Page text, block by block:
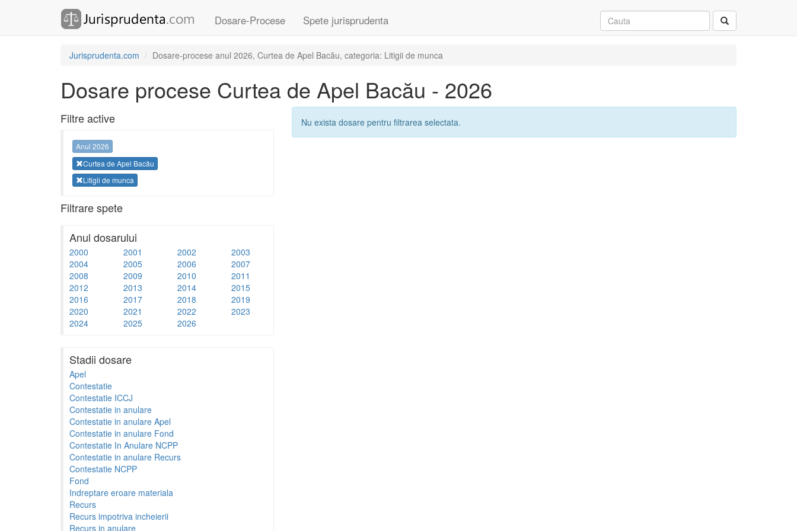
Dosare-Procese Spete jurisprudenta
Jurisprudenta.com Dosare-procese anul 2026, Curtea de Apel Bacău, categoria: Litigii de munca
Dosare procese Curtea de Apel Bacău - 2026
Filtre active
Anul 2026
Curtea de Apel Bacău
Litigii de munca
Filtrare spete
Anul dosarului
2000 2001 2002
2003
2004
2005 2006
2007
2008
2009 2010
2011
2012
2013 2014
2015
2016
2017 2018
2019
2020
2021 2022
2023
2024
2025 2026
Stadii dosare
Apel
Contestatie
Contestatie ICCJ
Contestatie in anulare
Contestatie in anulare Apel
Contestatie in anulare Fond
Contestatie In Anulare NCPP
Contestatie in anulare Recurs
Contestatie NCPP
Fond
Indreptare eroare materiala
Recurs
Recurs impotriva incheierii
Recurs in anulare
Nu exista dosare pentru filtrarea selectata.